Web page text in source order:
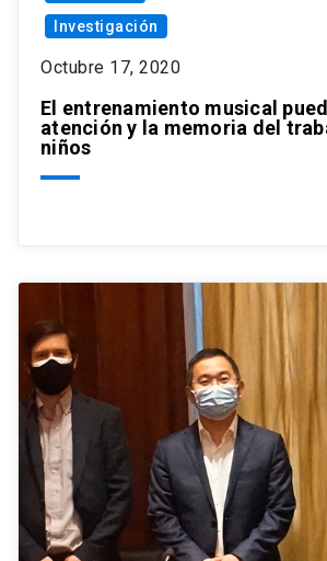
Investigación
Octubre 17, 2020
El entrenamiento musical
atención y la memoria del
niños